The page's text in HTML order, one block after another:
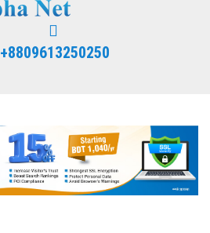
+8809613250250